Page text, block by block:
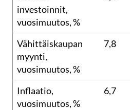
investoinnit,
vuosimuutos, %
Vähittäiskaupan
myynti,
vuosimuutos, %
7,8
Inflaatio,
vuosimuutos, %
6,7